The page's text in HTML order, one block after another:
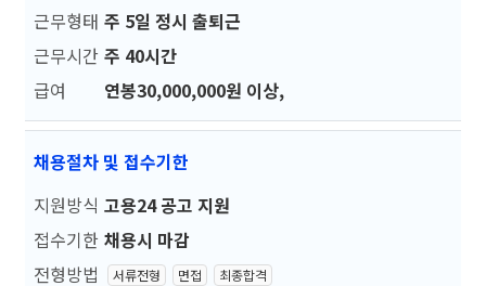
근무형태 주 5일 정시 출퇴근
근무시간 주 40시간
급여
연봉30,000,000원 이상,
채용절차 및 접수기한
지원방식 고용24 공고 지원
접수기한 채용시 마감
전형방법
서류전형 면접 최종합격